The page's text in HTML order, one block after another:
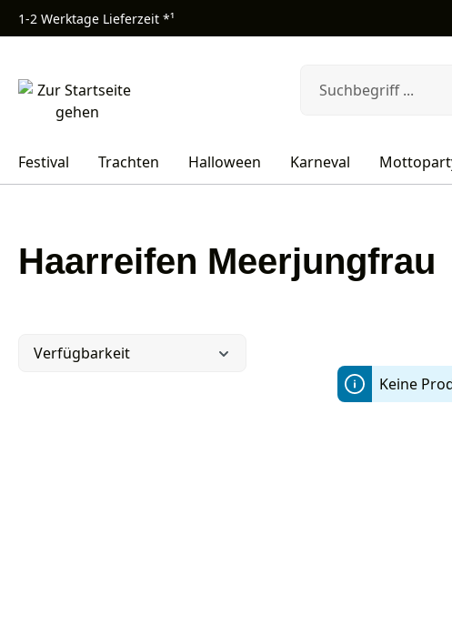
Hauptinhalt springen
Zur Suche springen
Zur Hauptnavigation springen
1-2 Werktage Lieferzeit *¹
Festival Trachten Halloween Karneval
Haarreifen Meerjungfrau
Verfügbarkeit
Keine